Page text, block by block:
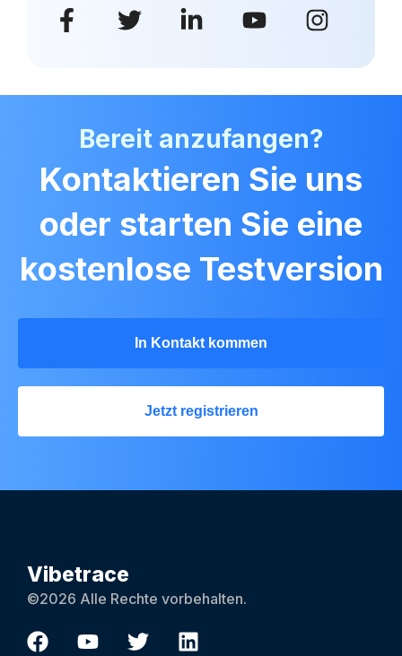
Bereit anzufangen?
Kontaktieren Sie uns
oder starten Sie eine
kostenlose Testversion
In Kontakt kommen
Jetzt registrieren
Vibetrace
©2026 Alle Rechte vorbehalten.